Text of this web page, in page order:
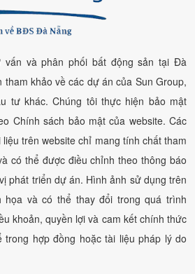
vấn và phân phối bất động sản tại Đà
tham khảo về các dự án của Sun Group,
tư khác. Chúng tôi thực hiện bảo mật
Chính sách bảo mật của website. Các
trên website chỉ mang tính chất tham
có thể được điều chỉnh theo thông báo
phát triển dự án. Hình ảnh sử dụng trên
họa và có thể thay đổi trong quá trình
khoản, quyền lợi và cam kết chính thức
hợp đồng hoặc tài liệu pháp lý do